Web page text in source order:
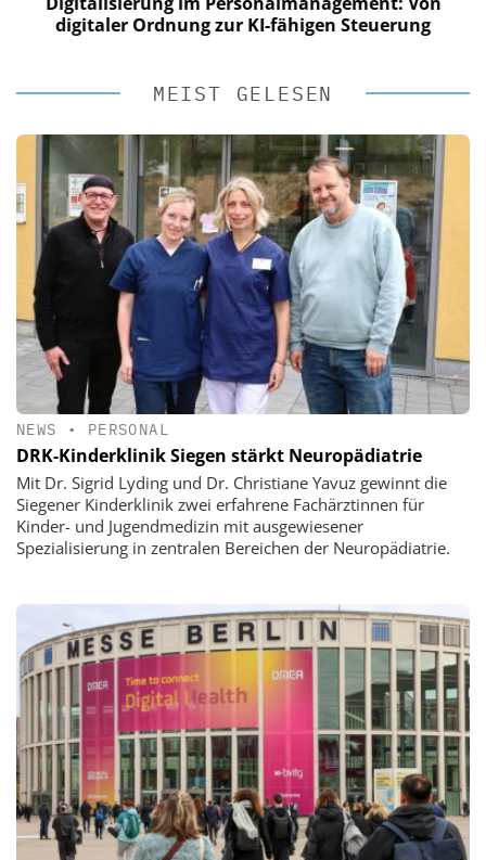
digitaler Ordnung zur KI-fähigen Steuerung
MEIST GELESEN
NEWS • PERSONAL
DRK-Kinderklinik Siegen stärkt Neuropädiatrie
Mit Dr. Sigrid Lyding und Dr. Christiane Yavuz gewinnt die
Siegener Kinderklinik zwei erfahrene Fachärztinnen für
Kinder- und Jugendmedizin mit ausgewiesener
Spezialisierung in zentralen Bereichen der Neuropädiatrie.